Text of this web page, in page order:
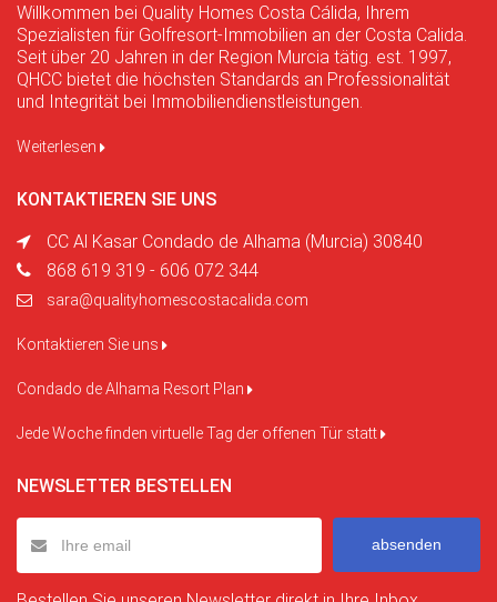
Willkommen bei Quality Homes Costa Cálida, Ihrem
Spezialisten für Golfresort-Immobilien an der Costa Calida.
Seit über 20 Jahren in der Region Murcia tätig. est. 1997,
QHCC bietet die höchsten Standards an Professionalität
und Integrität bei Immobiliendienstleistungen.
Weiterlesen
KONTAKTIEREN SIE UNS
CC Al Kasar Condado de Alhama (Murcia) 30840
868 619 319 - 606 072 344
sara@qualityhomescostacalida.com
Kontaktieren Sie uns
Condado de Alhama Resort Plan
Jede Woche finden virtuelle Tag der offenen Tür statt
NEWSLETTER BESTELLEN
absenden